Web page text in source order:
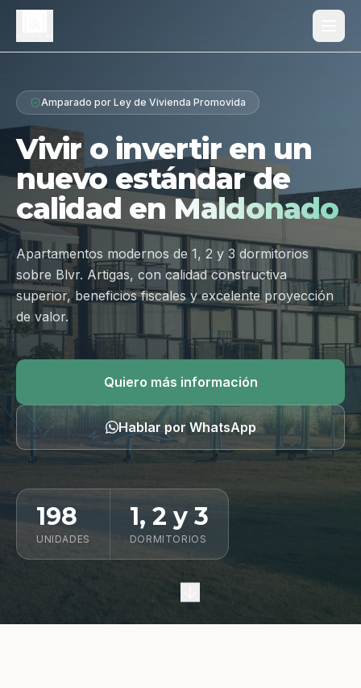
Proyecto
Diferenciales
Tipologías
Galería
Ubicación
Contacto
Hablar por WhatsApp
Amparado por Ley de Vivienda Promovida
Vivir o invertir en un
nuevo estándar de
calidad en Maldonado
Apartamentos modernos de 1, 2 y 3 dormitorios
sobre Blvr. Artigas, con calidad constructiva
superior, beneficios fiscales y excelente proyección
de valor.
Quiero más información
Hablar por WhatsApp
198
UNIDADES
1, 2 y 3
DORMITORIOS